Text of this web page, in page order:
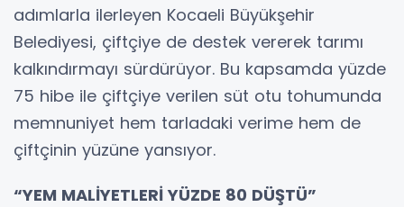
adımlarla ilerleyen Kocaeli Büyükşehir
Belediyesi, çiftçiye de destek vererek tarımı
kalkındırmayı sürdürüyor. Bu kapsamda yüzde
75 hibe ile çiftçiye verilen süt otu tohumunda
memnuniyet hem tarladaki verime hem de
çiftçinin yüzüne yansıyor.
“YEM MALİYETLERİ YÜZDE 80 DÜŞTÜ”